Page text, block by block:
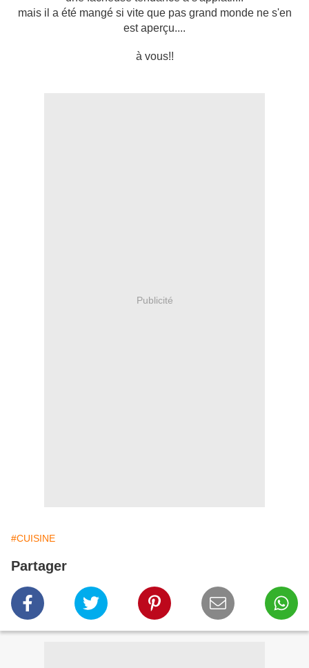
mais il a été mangé si vite que pas grand monde ne s'en
est aperçu....
à vous!!
Publicité
#CUISINE
Partager